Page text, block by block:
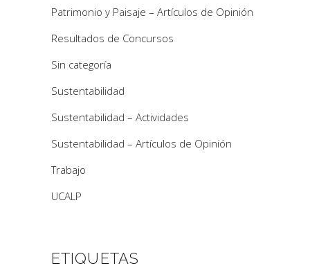
Patrimonio y Paisaje – Artículos de Opinión
Resultados de Concursos
Sin categoría
Sustentabilidad
Sustentabilidad – Actividades
Sustentabilidad – Artículos de Opinión
Trabajo
UCALP
ETIQUETAS